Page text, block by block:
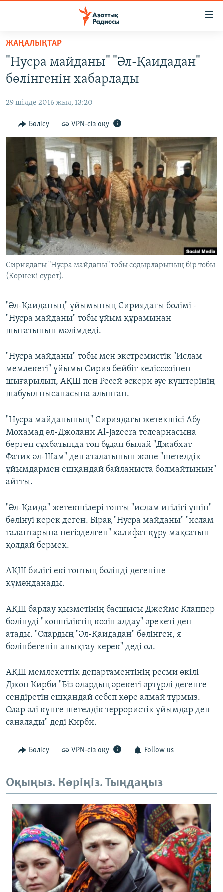
Skip
main
content
to
Navigation
Skip
Search
ЖАҢАЛЫҚТАР
САЯСАТ
ҚАҢТАР ОҚИҒАСЫ
АДАМ ҚҰҚЫҚТАРЫ
ӘЛЕУМЕТ
ӘЛЕМ
АРНАЙЫ ЖОБАЛАР
Русский
ЖАЗЫЛЫҢЫЗ
Басқа тілдерде
ЖАҢАЛЫҚТАР
"Нусра майданы" "Әл-Қаидадан"
бөлінгенін хабарлады
29 шілде 2016 жыл, 13:20
Бөлісу VPN-сіз оқу
Сириядағы "Нусра майданы" тобы содырларының бір тобы
(Көрнекі сурет).
"Әл-Қаиданың" ұйымының Сириядағы бөлімі -
"Нусра майданы" тобы ұйым құрамынан
шығатынын мәлімдеді.
"Нусра майданы" тобы мен экстремистік "Ислам
мемлекеті" ұйымы Сирия бейбіт келіссөзінен
шығарылып, АҚШ пен Ресей әскери әуе күштерінің
шабуыл нысанасына алынған.
"Нусра майданының" Сириядағы жетекшісі Абу
Мохамад әл-Джолани Al-Jazeera телеарнасына
берген сұхбатында топ бұдан былай "Джабхат
Фатих әл-Шам" деп аталатынын және "шетелдік
ұйымдармен ешқандай байланыста болмайтынын"
айтты.
"Әл-Қаида" жетекшілері топты "ислам игілігі үшін"
бөлінуі керек деген. Бірақ "Нусра майданы" "ислам
талаптарына негізделген" халифат құру мақсатын
қолдай бермек.
АҚШ билігі екі топтың бөлінді дегеніне
күмәнданады.
АҚШ барлау қызметінің басшысы Джеймс Клаппер
бөлінуді "көпшіліктің көзін алдау" әрекеті деп
атады. "Олардың "Әл-Қаидадан" бөлінген, я
бөлінбегенін анықтау керек" деді ол.
АҚШ мемлекеттік департаментінің ресми өкілі
Джон Кирби "Біз олардың әрекеті әртүрлі дегенге
сендіретін ешқандай себеп көре алмай тұрмыз.
Олар әлі күнге шетелдік террористік ұйымдар деп
саналады" деді Кирби.
Бөлісу VPN-сіз оқу Follow us
Оқыңыз. Көріңіз. Тыңдаңыз